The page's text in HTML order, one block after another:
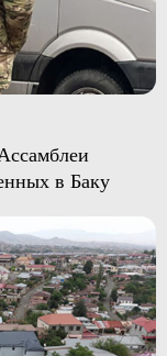
в Баку